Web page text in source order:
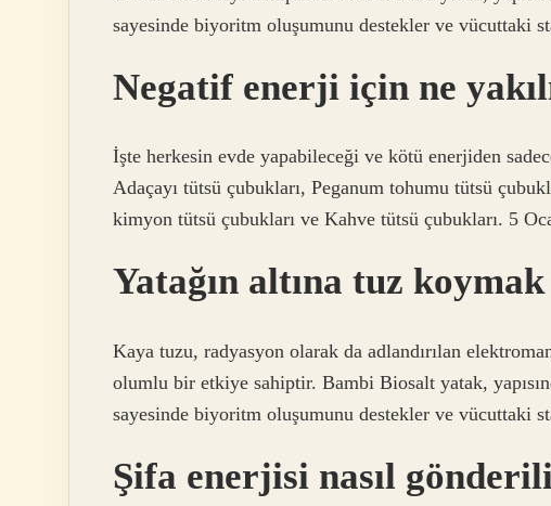
sayesinde biyoritm oluşumunu destekler ve vücuttaki
Negatif enerji için ne
İşte herkesin evde yapabileceği ve kötü enerjiden
Adaçayı tütsü çubukları, Peganum tohumu tütsü
kimyon tütsü çubukları ve Kahve tütsü çubukları. 5
Yatağın altına tuz
Kaya tuzu, radyasyon olarak da adlandırılan
olumlu bir etkiye sahiptir. Bambi Biosalt yatak,
sayesinde biyoritm oluşumunu destekler ve vücuttaki
Şifa enerjisi nasıl